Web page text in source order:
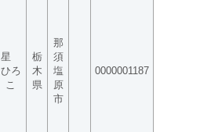
星
ひろ
こ
栃
木
県
那
須
塩
原
市
0000001187